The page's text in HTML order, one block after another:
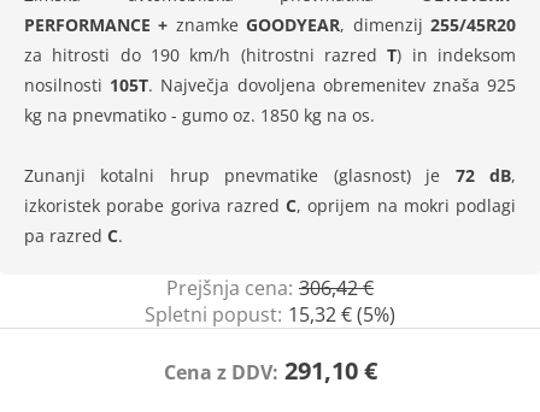
PERFORMANCE + znamkeGOODYEAR, dimenzij255/45R20
za hitrosti do 190 km/h (hitrostni razredT) in indeksom
nosilnosti 105T. Največja dovoljena obremenitev znaša 925
kg na pnevmatiko - gumo oz. 1850 kg na os.
Zunanji kotalni hrup pnevmatike (glasnost) je 72 dB,
izkoristek porabe goriva razred C, oprijem na mokri podlagi
pa razred C.
Prejšnja cena: 306,42 €
Spletni popust: 15,32 € (5%)
Cena z DDV: 291,10 €